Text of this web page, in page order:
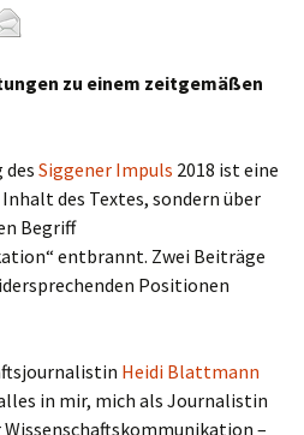
zu einem zeitgemäßen
des Siggener Impuls 2018 ist eine
des Textes, sondern über
Begriff
entbrannt. Zwei Beiträge
Positionen
Heidi Blattmann
in mir, mich als Journalistin
Wissenschaftskommunikation –